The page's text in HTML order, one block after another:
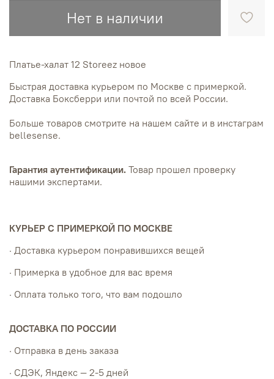
Нет в наличии
Платье-халат 12 Storeez новое
Быстрая доставка курьером по Москве с примеркой.
Доставка Боксберри или почтой по всей России.
Больше товаров смотрите на нашем сайте и в инстаграм
bellesense.
Гарантия аутентификации. Товар прошел проверку
нашими экспертами.
КУРЬЕР С ПРИМЕРКОЙ ПО МОСКВЕ
· Доставка курьером понравившихся вещей
· Примерка в удобное для вас время
· Оплата только того, что вам подошло
ДОСТАВКА ПО РОССИИ
· Отправка в день заказа
· СДЭК, Яндекс — 2-5 дней